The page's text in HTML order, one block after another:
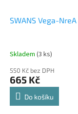
SWANS Vega-
Skladem (3 ks)
550 Kč bez DPH
665 Kč
Do košíku